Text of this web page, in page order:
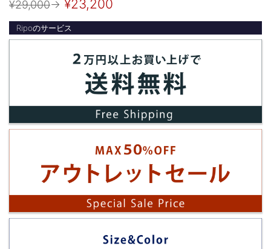
¥29,000→ ¥23,200
Ripoのサービス